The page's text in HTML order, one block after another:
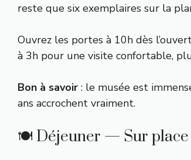
reste que six exemplaires sur la
Ouvrez les portes à 10h dès
à 3h pour une visite confortable,
Bon à savoir : le musée est
ans accrochent vraiment.
🍽️ Déjeuner — Sur place